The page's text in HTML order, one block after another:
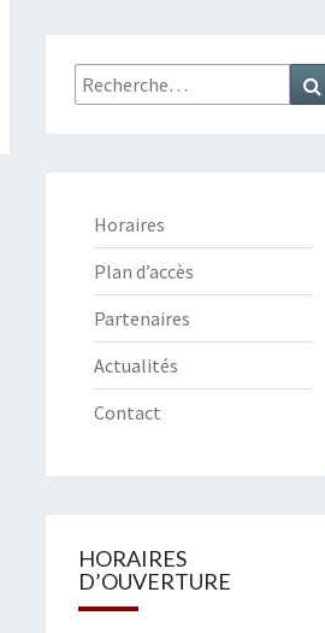
Recherche
:
Horaires
Plan d’accès
Partenaires
Actualités
Contact
HORAIRES
D’OUVERTURE